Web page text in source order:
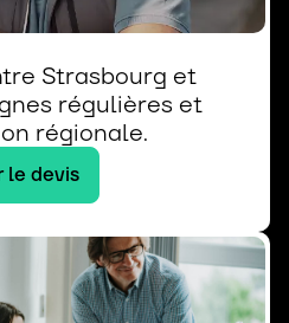
Strasbourg et
régulières et
régionale.
le devis